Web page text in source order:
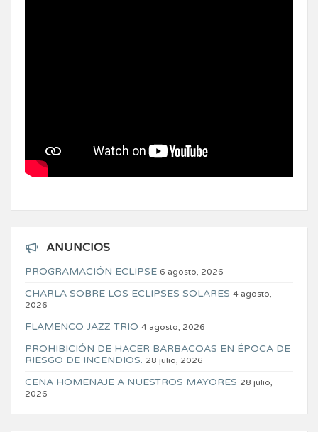
ANUNCIOS
PROGRAMACIÓN ECLIPSE 6 agosto, 2026
CHARLA SOBRE LOS ECLIPSES SOLARES 4 agosto,
2026
FLAMENCO JAZZ TRIO 4 agosto, 2026
PROHIBICIÓN DE HACER BARBACOAS EN ÉPOCA DE
RIESGO DE INCENDIOS. 28 julio, 2026
CENA HOMENAJE A NUESTROS MAYORES 28 julio,
2026